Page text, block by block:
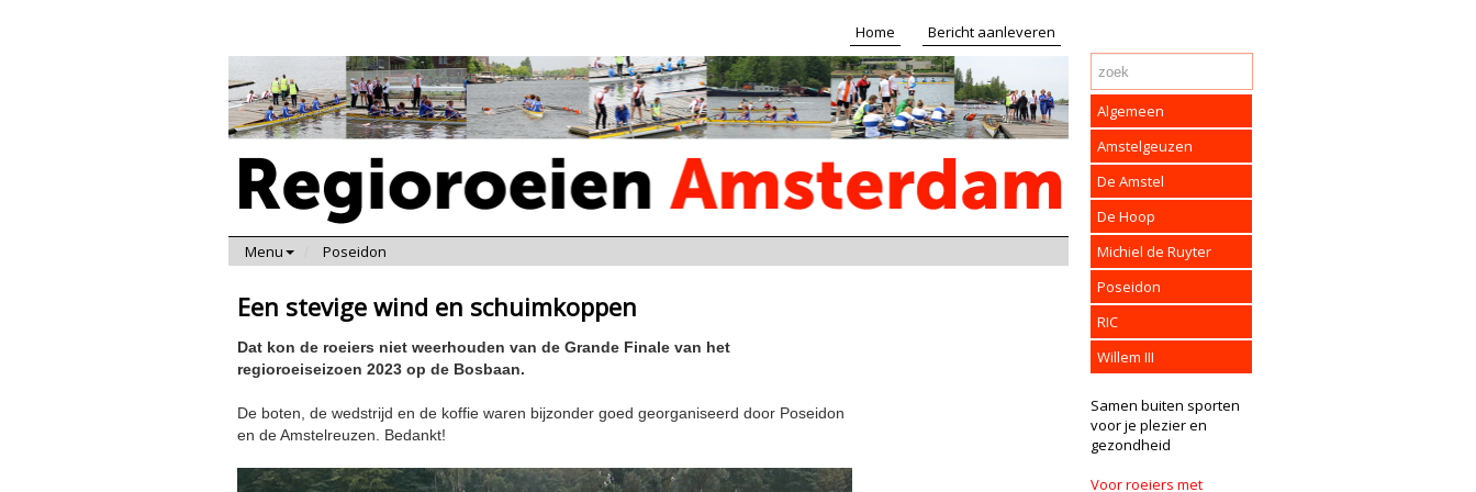
Home Bericht aanleveren
Menu Poseidon
Een stevige wind en schuimkoppen
Dat kon de roeiers niet weerhouden van de Grande Finale van het
regioroeiseizoen 2023 op de Bosbaan.
De boten, de wedstrijd en de koffie waren bijzonder goed georganiseerd door Poseidon
en de Amstelreuzen. Bedankt!
Algemeen
Amstelgeuzen
De Amstel
De Hoop
Michiel de Ruyter
Poseidon
RIC
Willem III
Samen buiten sporten
voor je plezier en
gezondheid
Voor roeiers met